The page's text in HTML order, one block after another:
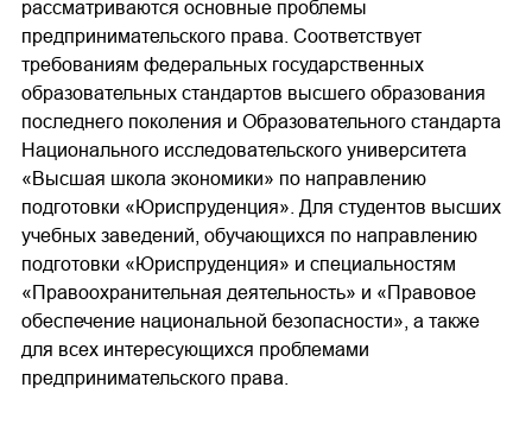
рассматриваются основные проблемы
предпринимательского права. Соответствует
требованиям федеральных государственных
образовательных стандартов высшего образования
последнего поколения и Образовательного стандарта
Национального исследовательского университета
«Высшая школа экономики» по направлению
подготовки «Юриспруденция». Для студентов высших
учебных заведений, обучающихся по направлению
подготовки «Юриспруденция» и специальностям
«Правоохранительная деятельность» и «Правовое
обеспечение национальной безопасности», а также
для всех интересующихся проблемами
предпринимательского права.